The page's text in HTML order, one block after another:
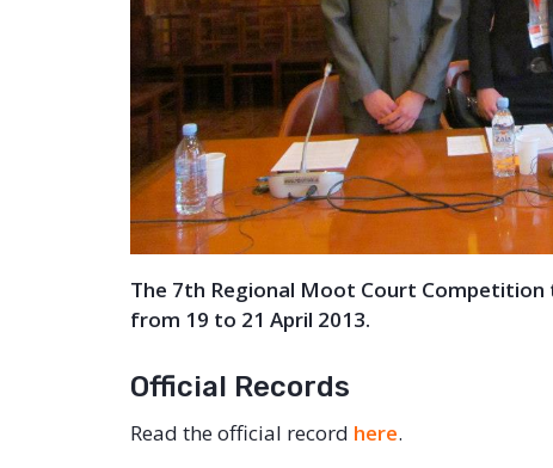
The 7th Regional Moot Court Competition
from 19 to 21 April 2013.
Official Records
Read the official record here.